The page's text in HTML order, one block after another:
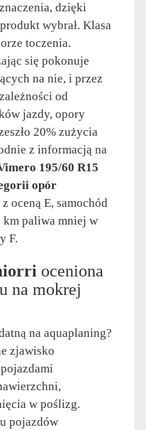
dzięki
wybrał. Klasa
toczenia.
się pokonuje
na nie, i przez
od
jazdy, opory
20% zużycia
z informacją na
195/60 R15
opór
oceną E, samochód
km paliwa mniej w
F.
oceniona
na mokrej
na aquaplaning?
zjawisko
w poślizg.
pojazdów